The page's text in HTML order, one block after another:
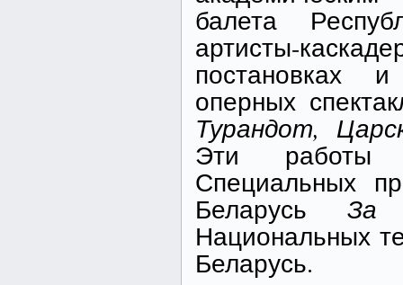
балета
артисты-
постановках
оперных
Турандот,
Эти работы
Специальных
Беларусь За
Национальных
Беларусь.